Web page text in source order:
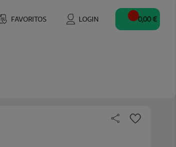
FAVORITOS LOGIN 0,00 €